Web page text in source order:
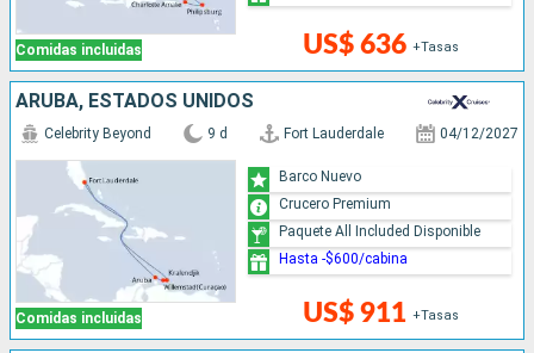
Comidas incluidas US$ 636 +Tasas
ARUBA, ESTADOS UNIDOS
Comidas incluidas
Celebrity Beyond 9 d Fort Lauderdale 04/12/2027
US$ 911 +Tasas
Barco Nuevo
Crucero Premium
Paquete All Included Disponible
Hasta -$600/cabina